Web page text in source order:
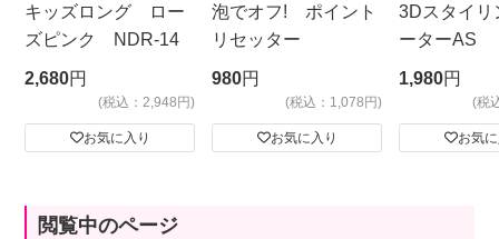
キッズロング ロー
ズピンク NDR-14
2,680円
(税込：2,948円)
お気に入り
泡でオフ! ポイント
リセッター
980円
(税込：1,078円)
お気に入り
3Dスタイリ
ーターAS
ビッグサイ
1,980円
(税
お気
閲覧中のページ